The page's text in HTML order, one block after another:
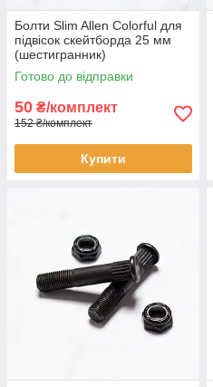
Болти Slim Allen Colorful для
підвісок скейтборда 25 мм
(шестигранник)
Готово до відправки
50 ₴/комплект
152 ₴/комплект
Купити